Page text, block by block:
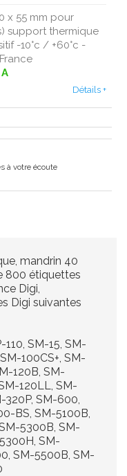
x 55 mm pour
support thermique
-10°c / +60°c -
Détails +
à votre écoute
mandrin 40
800 étiquettes
Digi,
Digi suivantes
SM-15, SM-
100CS+, SM-
120B, SM-
120LL, SM-
320P, SM-600,
BS, SM-5100B,
5300B, SM-
SM-
SM-5500B, SM-